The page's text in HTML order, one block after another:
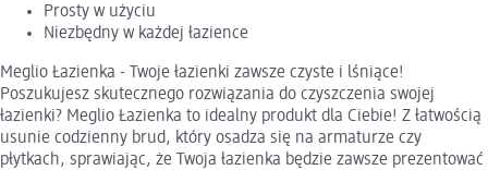
Prosty w użyciu
Niezbędny w każdej łazience
Meglio Łazienka - Twoje łazienki zawsze czyste i lśniące!
Poszukujesz skutecznego rozwiązania do czyszczenia swojej
łazienki? Meglio Łazienka to idealny produkt dla Ciebie! Z łatwością
usunie codzienny brud, który osadza się na armaturze czy
płytkach, sprawiając, że Twoja łazienka będzie zawsze prezentować